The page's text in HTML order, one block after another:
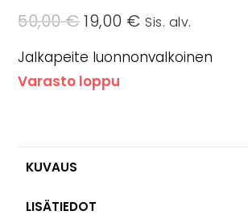
50,00€ Alkuperäinen
hinta
50,00 €.
19,00 € Nykyinen
hinta
19,00 €.
Sis. alv.
Jalkapeite luonnonvalkoinen
Varasto loppu
KUVAUS
LISÄTIEDOT